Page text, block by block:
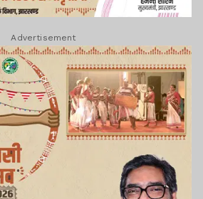
Advertisement